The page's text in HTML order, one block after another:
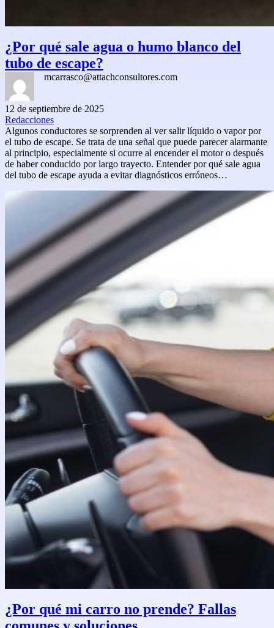
¿Por qué sale agua o humo blanco del
tubo de escape?
mcarrasco@attachconsultores.com
12 de septiembre de 2025
Redacciones
Algunos conductores se sorprenden al ver salir líquido o vapor por
el tubo de escape. Se trata de una señal que puede parecer alarmante
al principio, especialmente si ocurre al encender el motor o después
de haber conducido por largo trayecto. Entender por qué sale agua
del tubo de escape ayuda a evitar diagnósticos erróneos…
¿Por qué mi carro no prende? Fallas